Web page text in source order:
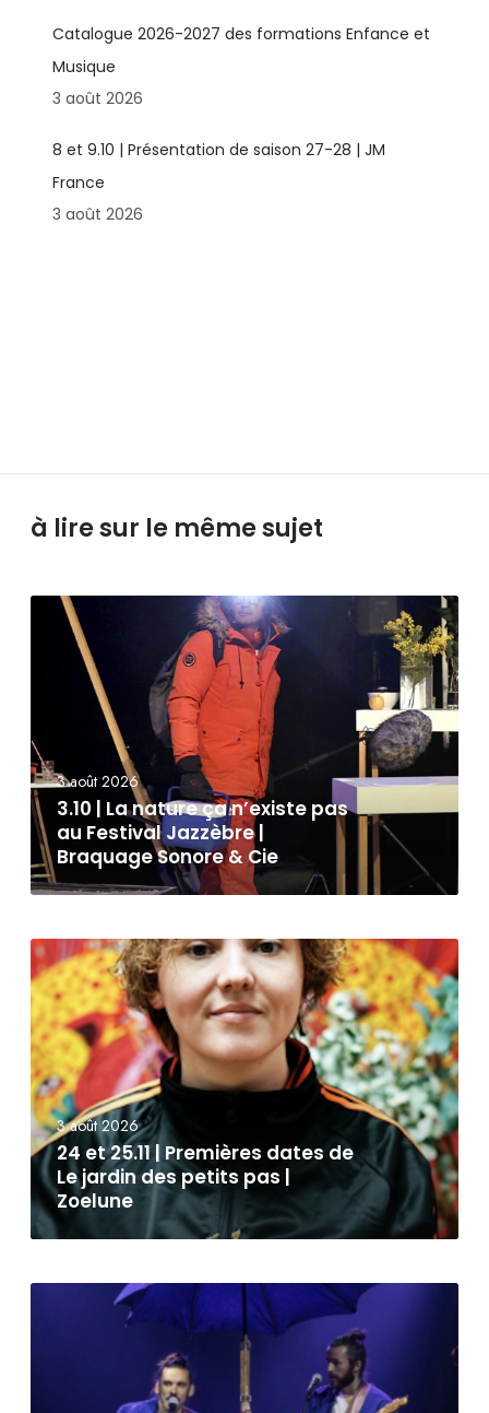
Catalogue 2026-2027 des formations Enfance et
Musique
3 août 2026
8 et 9.10 | Présentation de saison 27-28 | JM
France
3 août 2026
à lire sur le même sujet
3 août 2026
3.10 | La nature ça n’existe pas
au Festival Jazzèbre |
Braquage Sonore & Cie
3 août 2026
24 et 25.11 | Premières dates de
Le jardin des petits pas |
Zoelune